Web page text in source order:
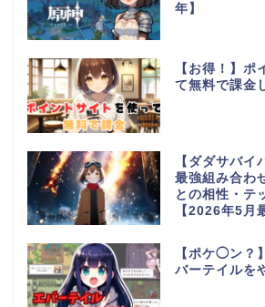
年】
【お得！】ポ
て無料で課金
【ダダサバイ
最強組み合わ
との相性・テ
【2026年5月
【ポケ◯ン？
バーテイルを